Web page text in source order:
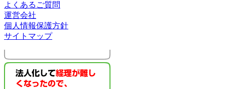
よくあるご質問
運営会社
個人情報保護方針
サイトマップ